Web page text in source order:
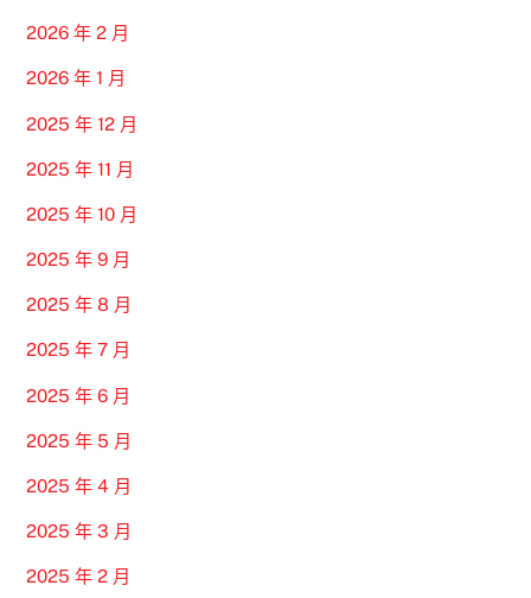
2026 年 2 月
2026 年 1 月
2025 年 12 月
2025 年 11 月
2025 年 10 月
2025 年 9 月
2025 年 8 月
2025 年 7 月
2025 年 6 月
2025 年 5 月
2025 年 4 月
2025 年 3 月
2025 年 2 月